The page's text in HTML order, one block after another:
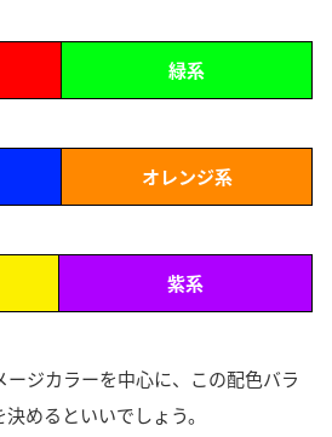
緑系
オレンジ系
紫系
ージカラーを中心に、この配色バラ
決める といいでしょう。